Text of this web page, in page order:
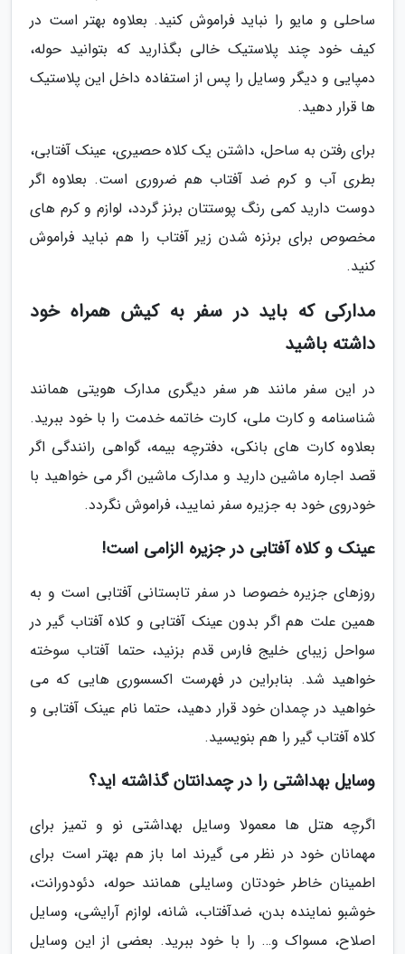
ساحلی و مایو را نباید فراموش کنید. بعلاوه بهتر است در
کیف خود چند پلاستیک خالی بگذارید که بتوانید حوله،
دمپایی و دیگر وسایل را پس از استفاده داخل این پلاستیک
ها قرار دهید.
برای رفتن به ساحل، داشتن یک کلاه حصیری، عینک آفتابی،
بطری آب و کرم ضد آفتاب هم ضروری است. بعلاوه اگر
دوست دارید کمی رنگ پوستتان برنز گردد، لوازم و کرم های
مخصوص برای برنزه شدن زیر آفتاب را هم نباید فراموش
کنید.
مدارکی که باید در سفر به کیش همراه خود
داشته باشید
در این سفر مانند هر سفر دیگری مدارک هویتی همانند
شناسنامه و کارت ملی، کارت خاتمه خدمت را با خود ببرید.
بعلاوه کارت های بانکی، دفترچه بیمه، گواهی رانندگی اگر
قصد اجاره ماشین دارید و مدارک ماشین اگر می خواهید با
خودروی خود به جزیره سفر نمایید، فراموش نگردد.
عینک و کلاه آفتابی در جزیره الزامی است!
روزهای جزیره خصوصا در سفر تابستانی آفتابی است و به
همین علت هم اگر بدون عینک آفتابی و کلاه آفتاب گیر در
سواحل زیبای خلیج فارس قدم بزنید، حتما آفتاب سوخته
خواهید شد. بنابراین در فهرست اکسسوری هایی که می
خواهید در چمدان خود قرار دهید، حتما نام عینک آفتابی و
کلاه آفتاب گیر را هم بنویسید.
وسایل بهداشتی را در چمدانتان گذاشته اید؟
اگرچه هتل ها معمولا وسایل بهداشتی نو و تمیز برای
مهمانان خود در نظر می گیرند اما باز هم بهتر است برای
اطمینان خاطر خودتان وسایلی همانند حوله، دئودورانت،
خوشبو نماینده بدن، ضدآفتاب، شانه، لوازم آرایشی، وسایل
اصلاح، مسواک و… را با خود ببرید. بعضی از این وسایل